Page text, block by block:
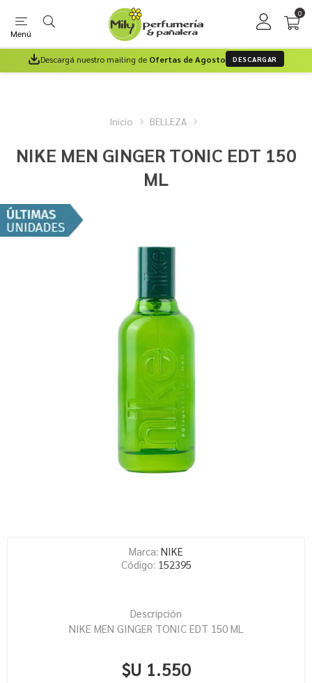
Menú
0
Descargá nuestro mailing de Ofertas de Agosto DESCARGAR
Inicio BELLEZA
NIKE MEN GINGER TONIC EDT 150
ML
Marca: NIKE
Código: 152395
Descripción
NIKE MEN GINGER TONIC EDT 150 ML
$U 1.550